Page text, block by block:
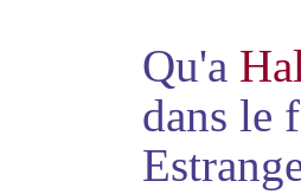
Qu'a
dans le